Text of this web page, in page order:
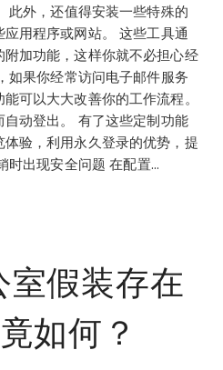
此外，还值得安装一些特殊的
用程序或网站。 这些工具通
加功能，这样你就不必担心经
如果你经常访问电子邮件服务
可以大大改善你的工作流程。
动登出。 有了这些定制功能
验，利用永久登录的优势，提
时出现安全问题 在配置...
假装存在
如何？